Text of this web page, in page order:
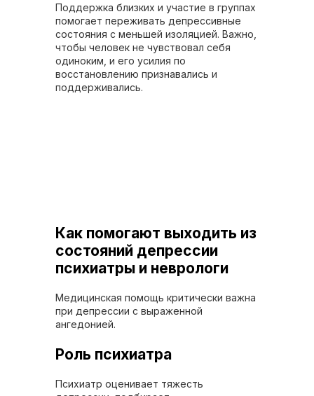
Поддержка близких и участие в группах
помогает переживать депрессивные
состояния с меньшей изоляцией. Важно,
чтобы человек не чувствовал себя
одиноким, и его усилия по
восстановлению признавались и
поддерживались.
Как помогают выходить из
состояний депрессии
психиатры и неврологи
Медицинская помощь критически важна
при депрессии с выраженной
ангедонией.
Роль психиатра
Психиатр оценивает тяжесть